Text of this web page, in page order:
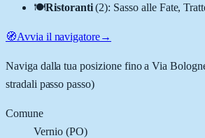
🍽️Ristoranti (2): Sasso alle Fate,
🧭Avvia il navigatore→
Naviga dalla tua posizione fino aVia
stradali passo passo)
Comune
Vernio(PO)